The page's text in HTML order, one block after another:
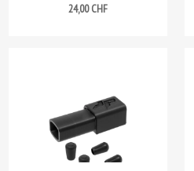
Prix
24,00 CHF